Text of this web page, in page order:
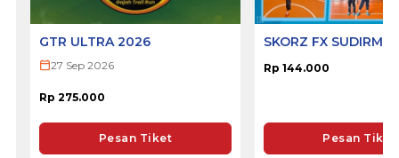
GTR ULTRA 2026
27 Sep 2026
Rp 275.000
Pesan Tiket
SKORZ FX
Rp 144.000
Pesan Tiket